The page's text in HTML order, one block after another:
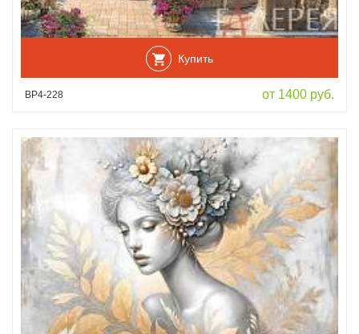
Купить
ВР4-228 от 1400 руб.